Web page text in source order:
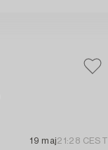
19 maj21:28 CEST